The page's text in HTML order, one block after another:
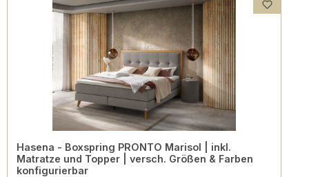
Hasena - Boxspring PRONTO Marisol | inkl.
Matratze und Topper | versch. Größen & Farben
konfigurierbar